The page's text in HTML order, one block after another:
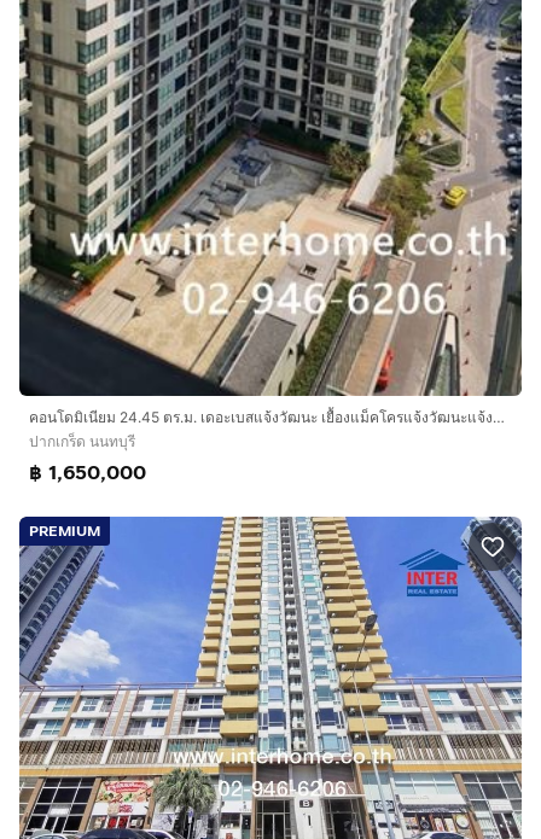
คอนโดมิเนียม 24.45 ตร.ม. เดอะเบสแจ้งวัฒนะ เยื้องแม็คโครแจ้งวัฒนะแจ้งวัฒนะ ถนนแจ้งวัฒนะ-ปากเกร็ด ถนนรัตนาธิเบศร์ ปากเกร็ด นนทบุรี
ปากเกร็ด นนทบุรี
฿ 1,650,000
PREMIUM